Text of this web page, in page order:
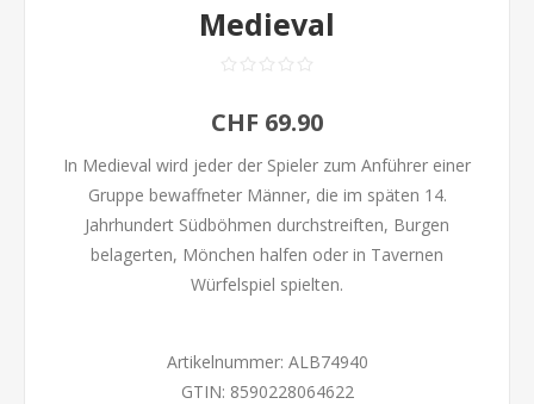
Medieval
CHF 69.90
In Medieval wird jeder der Spieler zum Anführer einer
Gruppe bewaffneter Männer, die im späten 14.
Jahrhundert Südböhmen durchstreiften, Burgen
belagerten, Mönchen halfen oder in Tavernen
Würfelspiel spielten.
Artikelnummer: ALB74940
GTIN: 8590228064622